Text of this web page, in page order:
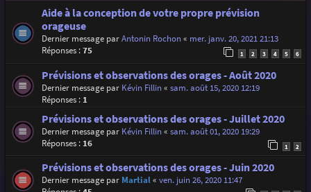
Aide à la conception de votre propre prévision
orageuse
Dernier message parAntonin Rochon« mer. janv. 20, 2021 21:13
Réponses :75 1 2 3 4 5 6
Prévisions et observations des orages - Août 2020
Dernier message par Kévin Fillin« sam. août 15, 2020 12:19
Réponses : 1
Prévisions et observations des orages - Juillet 2020
Dernier message par Kévin Fillin« sam. août 01, 2020 19:29
Réponses : 16 1 2
Prévisions et observations des orages - Juin 2020
Dernier message par Martial« ven. juin 26, 2020 11:47